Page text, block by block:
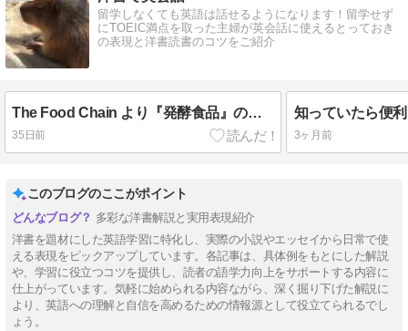
留学しなくても英語は話せるようになります！留学せず
にTOEIC満点を取った主婦が英会話に使えるとっておき
の表現と洋書読書のコツをご紹介
The Food Chain より『発酵食品』の話① readyを使った表現
35日前 3ヶ月前
このブログのここがポイント
多彩な洋書解説と実用表現紹介
洋書を題材にした英語学習に特化し、実際の小説やエッセイから日常で使
える表現をピックアップしています。各記事は、具体例をもとにした解説
や、学習に役立つコツを提供し、読者の語学力向上をサポートする内容に
仕上がっています。気軽に始められる内容ながら、深く掘り下げた解説に
より、英語への理解と自信を高めるための情報源として役立てられるでし
ょう。